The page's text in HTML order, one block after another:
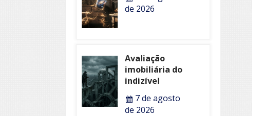
de 2026
Avaliação
imobiliária do
indizível
7 de agosto
de 2026